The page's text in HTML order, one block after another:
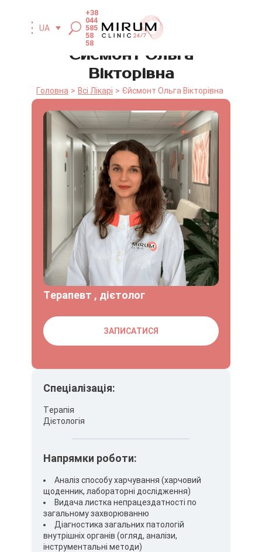
UA
+38
044
585
58
58
Єйсмонт Ольга
Вікторівна
Головна Всі Лікарі Єйсмонт Ольга Вікторівна
Терапевт , дієтолог
ЗАПИСАТИСЯ
Спеціалізація:
Терапія
Дієтологія
Напрямки роботи:
Аналіз способу харчування (харчовий
щоденник, лабораторні дослідження)
Видача листка непрацездатності по
загальному захворюванню
Діагностика загальних патологій
внутрішніх органів (огляд, аналізи,
інструментальні методи)